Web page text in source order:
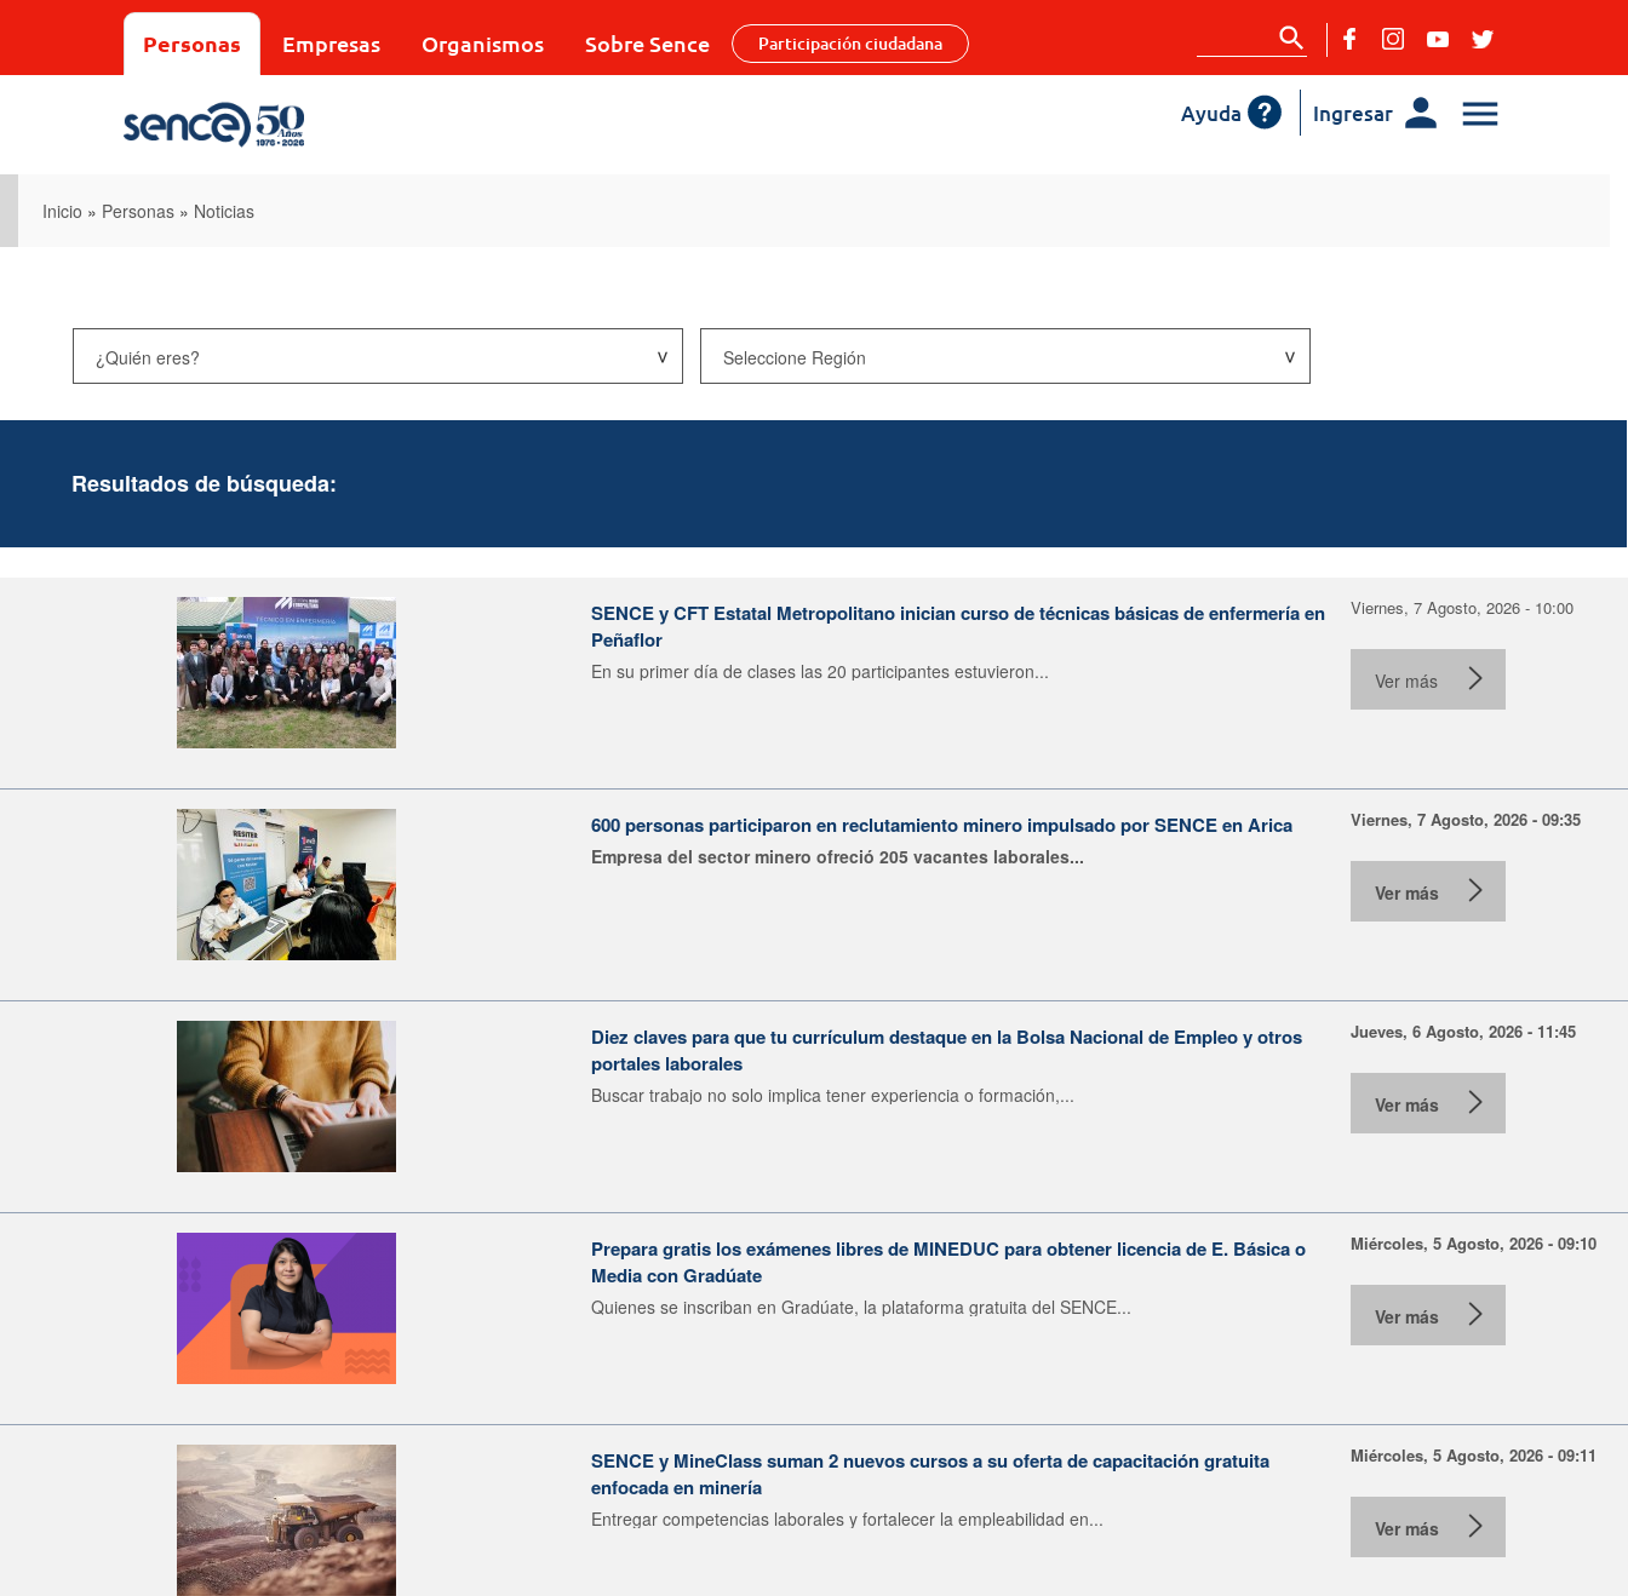
Personas Empresas Organismos Sobre Sence Participación ciudadana
Ingresar
Ayuda
Inicio » Personas » Noticias
Resultados de búsqueda:
SENCE y CFT Estatal Metropolitano inician curso de técnicas básicas de enfermería en
Peñaflor
En su primer día de clases las 20 participantes estuvieron...
Viernes, 7 Agosto, 2026 - 10:00
Ver más
600 personas participaron en reclutamiento minero impulsado por SENCE en Arica
Empresa del sector minero ofreció 205 vacantes laborales...
Viernes, 7 Agosto, 2026 - 09:35
Ver más
Diez claves para que tu currículum destaque en la Bolsa Nacional de Empleo y otros
portales laborales
Buscar trabajo no solo implica tener experiencia o formación,...
Jueves, 6 Agosto, 2026 - 11:45
Ver más
Prepara gratis los exámenes libres de MINEDUC para obtener licencia de E. Básica o
Media con Gradúate
Quienes se inscriban en Gradúate, la plataforma gratuita del SENCE...
Miércoles, 5 Agosto, 2026 - 09:10
Ver más
SENCE y MineClass suman 2 nuevos cursos a su oferta de capacitación gratuita
enfocada en minería
Entregar competencias laborales y fortalecer la empleabilidad en...
Miércoles, 5 Agosto, 2026 - 09:11
Ver más